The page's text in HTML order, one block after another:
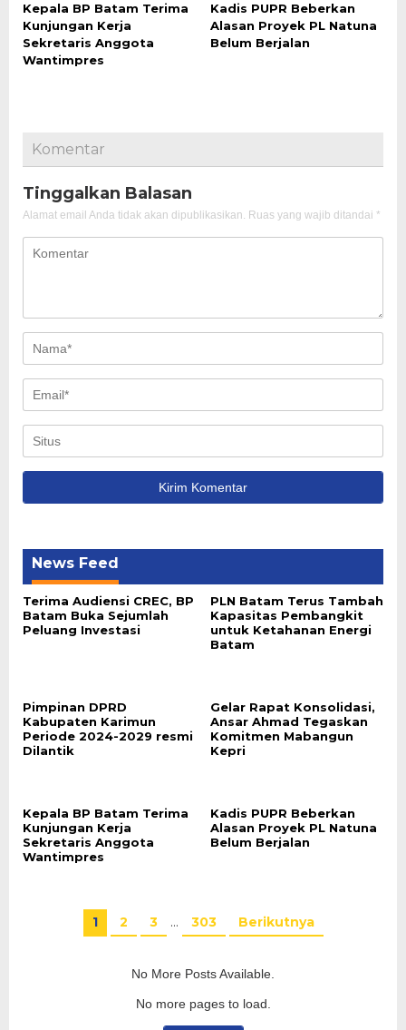
Kepala BP Batam Terima
Kunjungan Kerja
Sekretaris Anggota
Wantimpres
Kadis PUPR Beberkan
Alasan Proyek PL Natuna
Belum Berjalan
Komentar
Tinggalkan Balasan
Alamat email Anda tidak akan dipublikasikan. Ruas yang wajib ditandai *
News Feed
Terima Audiensi CREC, BP
Batam Buka Sejumlah
Peluang Investasi
PLN Batam Terus Tambah
Kapasitas Pembangkit
untuk Ketahanan Energi
Batam
Pimpinan DPRD
Kabupaten Karimun
Periode 2024-2029 resmi
Dilantik
Gelar Rapat Konsolidasi,
Ansar Ahmad Tegaskan
Komitmen Mabangun
Kepri
Kepala BP Batam Terima
Kunjungan Kerja
Sekretaris Anggota
Wantimpres
Kadis PUPR Beberkan
Alasan Proyek PL Natuna
Belum Berjalan
1 2 3 … 303 Berikutnya
No More Posts Available.
No more pages to load.